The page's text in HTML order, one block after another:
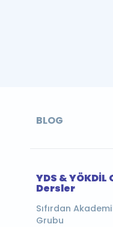
BLOG
YDS & YÖKDİL
Dersler
Sıfırdan
Grubu